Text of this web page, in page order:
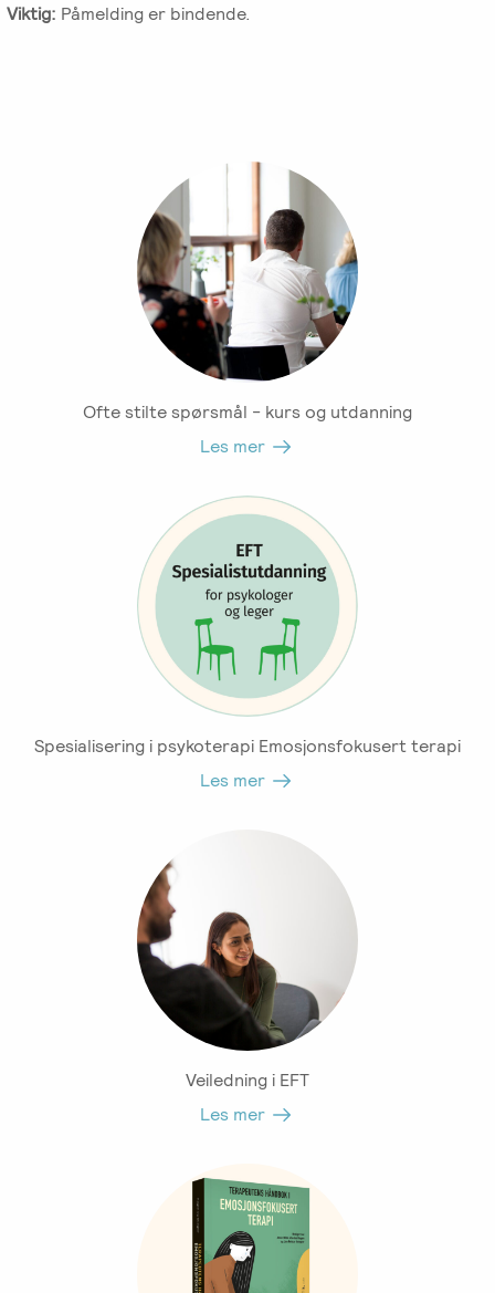
Viktig: Påmelding er bindende.
Ofte stilte spørsmål - kurs og utdanning
Les mer
Spesialisering i psykoterapi Emosjonsfokusert terapi
Les mer
Veiledning i EFT
Les mer